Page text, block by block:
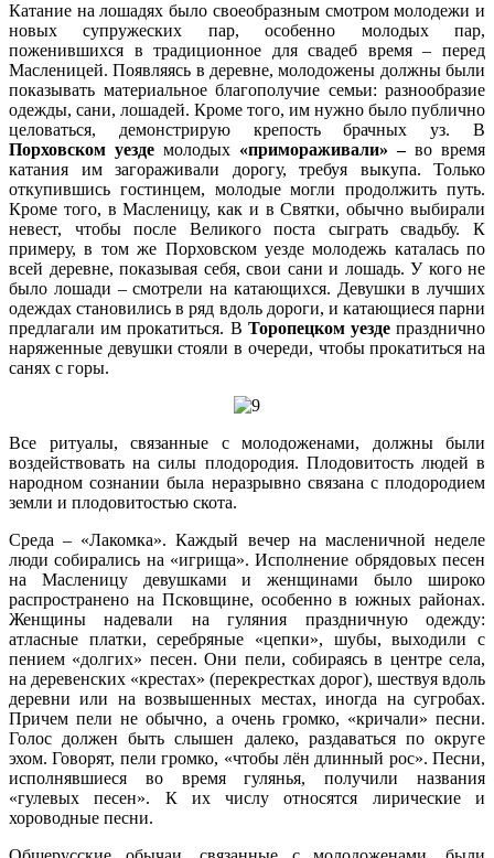
Катание на лошадях было своеобразным смотром молодежи и
новых супружеских пар, особенно молодых пар,
поженившихся в традиционное для свадеб время – перед
Масленицей. Появляясь в деревне, молодожены должны были
показывать материальное благополучие семьи: разнообразие
одежды, сани, лошадей. Кроме того, им нужно было публично
целоваться, демонстрирую крепость брачных уз. В
Порховском уезде молодых «примораживали» –во время
катания им загораживали дорогу, требуя выкупа. Только
откупившись гостинцем, молодые могли продолжить путь.
Кроме того, в Масленицу, как и в Святки, обычно выбирали
невест, чтобы после Великого поста сыграть свадьбу. К
примеру, в том же Порховском уезде молодежь каталась по
всей деревне, показывая себя, свои сани и лошадь. У кого не
было лошади – смотрели на катающихся. Девушки в лучших
одеждах становились в ряд вдоль дороги, и катающиеся парни
предлагали им прокатиться. В Торопецком уездепразднично
наряженные девушки стояли в очереди, чтобы прокатиться на
санях с горы.
Все ритуалы, связанные с молодоженами, должны были
воздействовать на силы плодородия. Плодовитость людей в
народном сознании была неразрывно связана с плодородием
земли и плодовитостью скота.
Среда – «Лакомка». Каждый вечер на масленичной неделе
люди собирались на «игрища». Исполнение обрядовых песен
на Масленицу девушками и женщинами было широко
распространено на Псковщине, особенно в южных районах.
Женщины надевали на гуляния праздничную одежду:
атласные платки, серебряные «цепки», шубы, выходили с
пением «долгих» песен. Они пели, собираясь в центре села,
на деревенских «крестах» (перекрестках дорог), шествуя вдоль
деревни или на возвышенных местах, иногда на сугробах.
Причем пели не обычно, а очень громко, «кричали» песни.
Голос должен быть слышен далеко, раздаваться по округе
эхом. Говорят, пели громко, «чтобы лён длинный рос». Песни,
исполнявшиеся во время гулянья, получили названия
«гулевых песен». К их числу относятся лирические и
хороводные песни.